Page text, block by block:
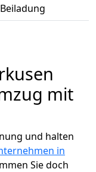
Beiladung
mit
und halten
in
Sie doch